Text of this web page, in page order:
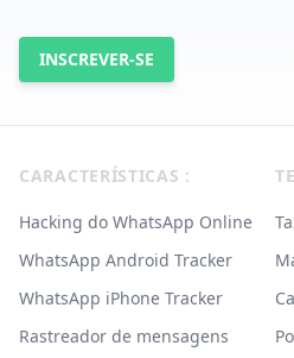
INSCREVER-SE
CARACTERÍSTICAS :
Hacking do WhatsApp Online
WhatsApp Android Tracker
WhatsApp iPhone Tracker
Rastreador de mensagens